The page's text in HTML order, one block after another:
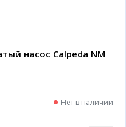
насос Calpeda NM
Нет в наличии